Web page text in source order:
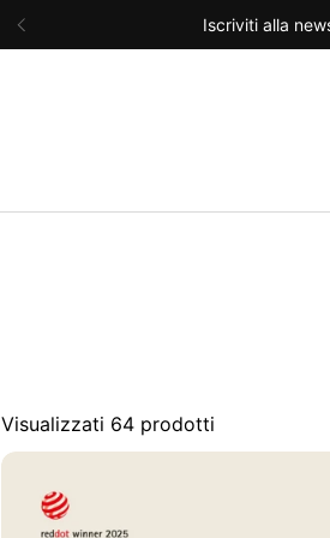
Precedente
Iscriviti alla
Visualizzati 64 prodotti